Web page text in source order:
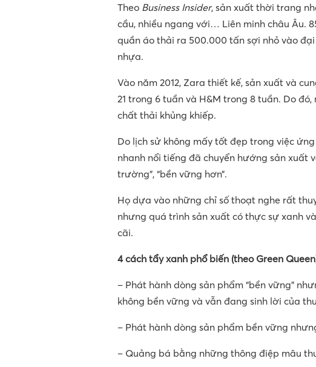
Theo Business Insider, sản xuất thời trang
cầu, nhiều ngang với… Liên minh châu Âu.
quần áo thải ra 500.000 tấn sợi nhỏ vào
nhựa.
Vào năm 2012, Zara thiết kế, sản xuất và
21 trong 6 tuần và H&M trong 8 tuần. Do
chất thải khủng khiếp.
Do lịch sử không mấy tốt đẹp trong việc
nhanh nổi tiếng đã chuyển hướng sản xuất
trường”, “bền vững hơn”.
Họ dựa vào những chỉ số thoạt nghe rất
nhưng quá trình sản xuất có thực sự xanh
cãi.
4 cách tẩy xanh phổ biến (theo Green
– Phát hành dòng sản phẩm “bền vững”
không bền vững và vẫn đang sinh lời của
– Phát hành dòng sản phẩm bền vững
– Quảng bá bằng những thông điệp mâu